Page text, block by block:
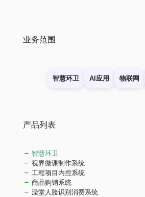
业务范围
智慧环卫 AI应用 物联网
产品列表
智慧环卫
视界微课制作系统
工程项目内控系统
商品购销系统
澡堂人脸识别消费系统